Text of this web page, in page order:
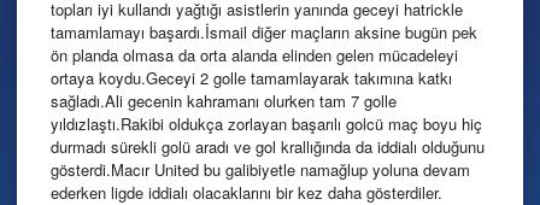
topları iyi kullandı yağtığı asistlerin yanında geceyi hatrickle
tamamlamayı başardı.İsmail diğer maçların aksine bugün pek
ön planda olmasa da orta alanda elinden gelen mücadeleyi
ortaya koydu.Geceyi 2 golle tamamlayarak takımına katkı
sağladı.Ali gecenin kahramanı olurken tam 7 golle
yıldızlaştı.Rakibi oldukça zorlayan başarılı golcü maç boyu hiç
durmadı sürekli golü aradı ve gol krallığında da iddialı olduğunu
gösterdi.Macır United bu galibiyetle namağlup yoluna devam
ederken ligde iddialı olacaklarını bir kez daha gösterdiler.